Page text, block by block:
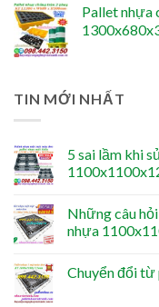
Pallet nhựa
TIN MỚI NHẤT
5 sai lầm khi
Những câu
nhựa
Chuyển đổi từ